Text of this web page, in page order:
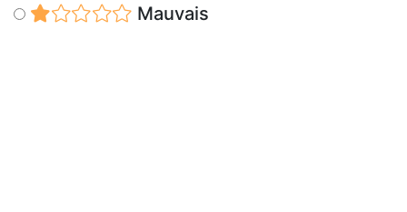
Mauvais